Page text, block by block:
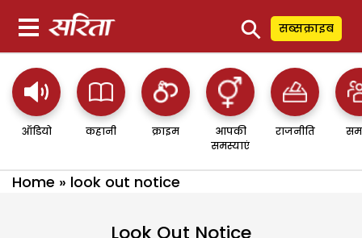
⚲ सब्सक्राइब
ऑडियो कहानी क्राइम
आपकी
समस्याएं
राजनीति
Home » look out notice
Look Out Notice